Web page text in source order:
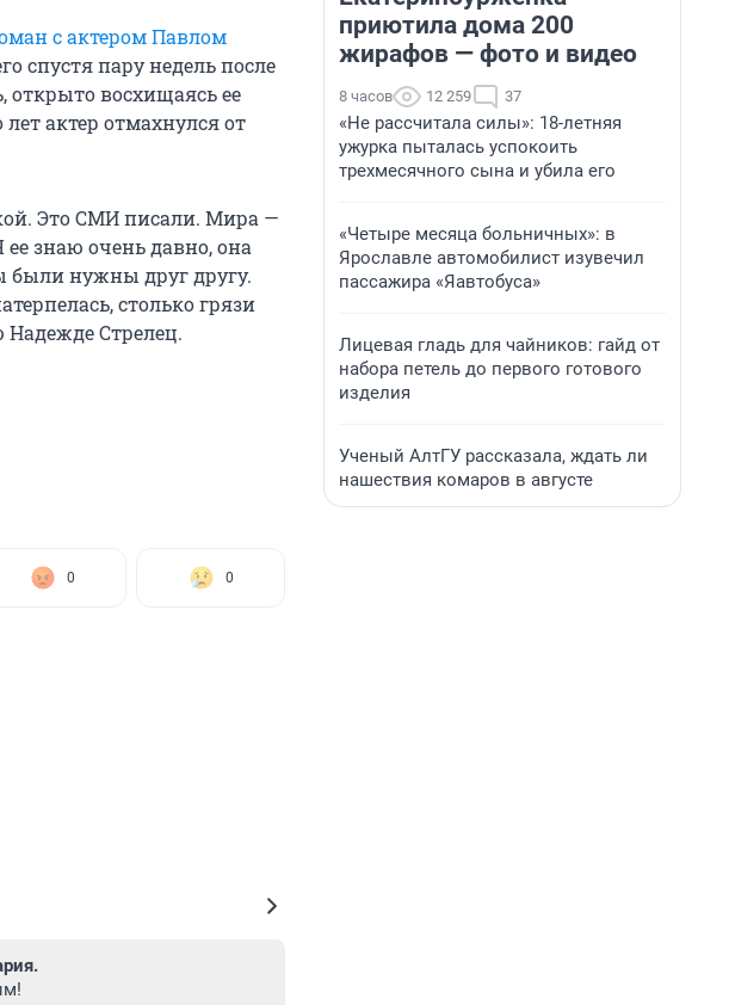
с актером Павлом
спустя пару недель после
открыто восхищаясь ее
актер отмахнулся от
Это СМИ писали. Мира —
знаю очень давно, она
были нужны друг другу.
столько грязи
Стрелец.
0 0
приютила дома 200
жирафов — фото и видео
8 часов 12 259 37
«Не рассчитала силы»: 18-летняя
ужурка пыталась успокоить
трехмесячного сына и убила его
«Четыре месяца больничных»: в
Ярославле автомобилист изувечил
пассажира «Яавтобуса»
Лицевая гладь для чайников: гайд от
набора петель до первого готового
изделия
Ученый АлтГУ рассказала, ждать ли
нашествия комаров в августе